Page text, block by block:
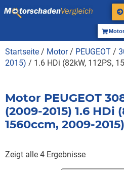
Startseite / Motor/ PEUGEOT /
2015) / 1.6 HDi (82kW, 112PS,
Motor PEUGEOT
(2009-2015) 1.6 HDi
1560ccm, 2009-2015)
Zeigt alle 4 Ergebnisse